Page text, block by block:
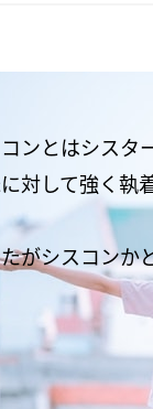
ンとはシスタ
対して強く執
がシスコンか